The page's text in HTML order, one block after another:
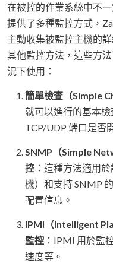
在被控的作業系統中不
提供了多種監控方式，
主動收集被監控主機的
其他監控方法，這些方
況下使用：
簡單檢查（Simple
就可以進行的基本
TCP/UDP 端口是否
SNMP（Simple
控 ：這種方法適用
機）和支持 SNMP
配置信息。
IPMI（Intelligent
監控 ：IPMI 用於監
速度等。